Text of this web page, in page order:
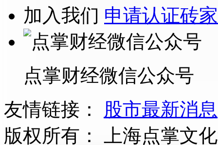
加入我们 申请认证砖家
点掌财经微信公众号
友情链接：
股市最新消息
版权所有：
上海点掌文